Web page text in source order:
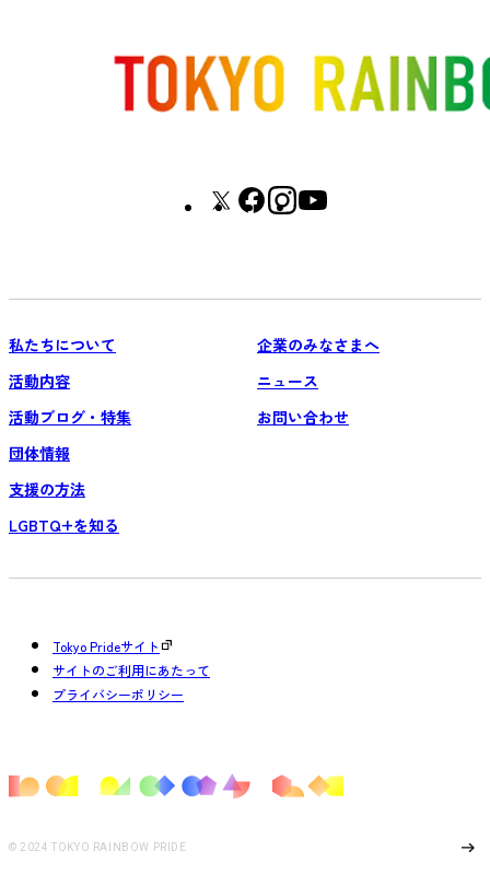
私たちについて
活動内容
活動ブログ・特集
団体情報
支援の方法
LGBTQ+を知る
企業のみなさまへ
ニュース
お問い合わせ
Tokyo Prideサイト
サイトのご利用にあたって
プライバシーポリシー
© 2024 TOKYO RAINBOW PRIDE